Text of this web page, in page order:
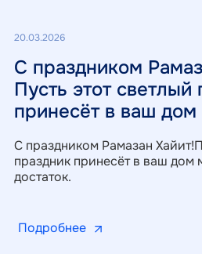
20.03.2026
С праздником
Пусть этот светлый
принесёт в ваш
С праздником Рамазан
праздник принесёт в ваш дом
достаток.
Подробнее